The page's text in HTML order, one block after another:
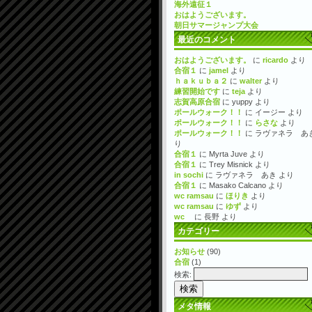
海外遠征１
おはようございます。
朝日サマージャンプ大会
最近のコメント
おはようございます。 に ricardo より
合宿１ に jamel より
ｈａｋｕｂａ２ に walter より
練習開始です に teja より
志賀高原合宿 に yuppy より
ポールウォーク！！
に イージー より
ポールウォーク！！
に らさな より
ポールウォーク！！
に ラヴァネラ あ
り
合宿１ に Myrta Juve より
合宿１ に Trey Misnick より
in sochi に ラヴァネラ あき より
合宿１ に Masako Calcano より
wc ramsau に ほりき より
wc ramsau に ゆず より
wc
に 長野 より
カテゴリー
お知らせ (90)
合宿 (1)
検索:
メタ情報